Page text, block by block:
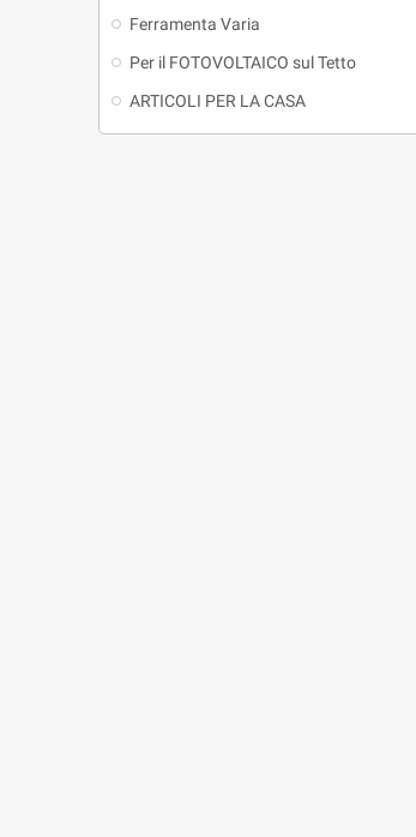
Ferramenta Varia
Per il FOTOVOLTAICO sul Tetto
ARTICOLI PER LA CASA